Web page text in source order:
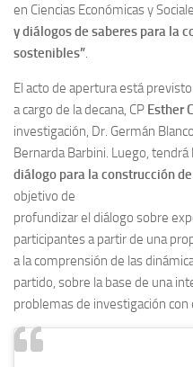
en Ciencias Económicas y
y diálogos de saberes para la
sostenibles”.
El acto de apertura está
a cargo de la decana, CP Esther
investigación, Dr. Germán
Bernarda Barbini. Luego,
diálogo para la construcción
objetivo de
profundizar el diálogo sobre
participantes a partir de una
a la comprensión de las
partido, sobre la base de una
problemas de investigación